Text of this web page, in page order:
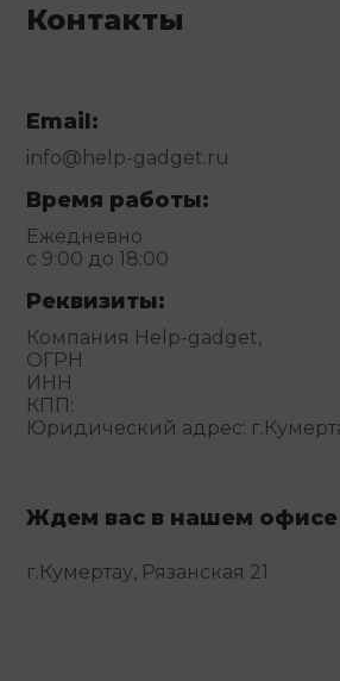
Контакты
Email:
info@help-gadget.ru
Время работы:
Ежедневно
с 9:00 до 18:00
Реквизиты:
Компания Help-gadget,
ОГРН
ИНН
КПП:
Юридический адрес:
Ждем вас в нашем офисе
г.Кумертау, Рязанская 21